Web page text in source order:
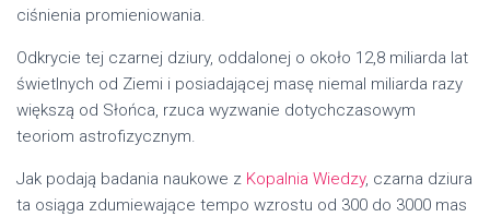
ciśnienia promieniowania.
Odkrycie tej czarnej dziury, oddalonej o około 12,8 miliarda lat
świetlnych od Ziemi i posiadającej masę niemal miliarda razy
większą od Słońca, rzuca wyzwanie dotychczasowym
teoriom astrofizycznym.
Jak podają badania naukowe z Kopalnia Wiedzy, czarna dziura
ta osiąga zdumiewające tempo wzrostu od 300 do 3000 mas